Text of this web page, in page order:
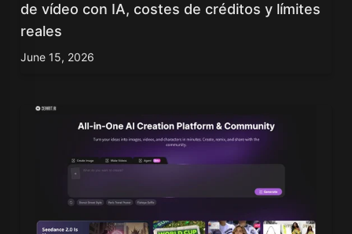
de vídeo con IA, costes de créditos y límites
reales
June 15, 2026